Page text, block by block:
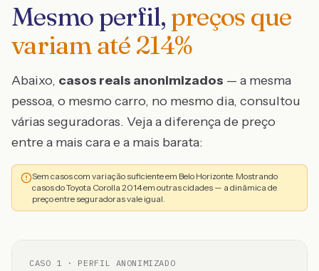
Mesmo perfil, preços que
variam até 214%
Abaixo, casos reais anonimizados — a mesma
pessoa, o mesmo carro, no mesmo dia, consultou
várias seguradoras. Veja a diferença de preço
entre a mais cara e a mais barata:
Sem casos com variação suficiente em Belo Horizonte. Mostrando
casos do Toyota Corolla 2014 em outras cidades — a dinâmica de
preço entre seguradoras vale igual.
CASO 1 · PERFIL ANONIMIZADO